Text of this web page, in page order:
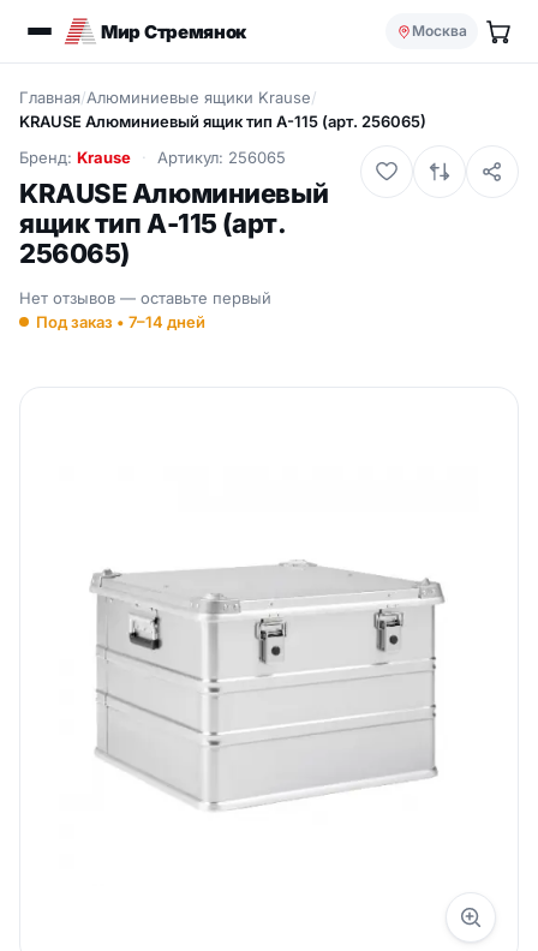
Мир Стремянок Москва
Главная/Алюминиевые ящики Krause/
KRAUSE Алюминиевый ящик тип А-115 (арт. 256065)
Бренд: Krause Артикул: 256065
KRAUSE Алюминиевый
ящик тип А-115 (арт.
256065)
Нет отзывов — оставьте первый
Под заказ • 7–14 дней